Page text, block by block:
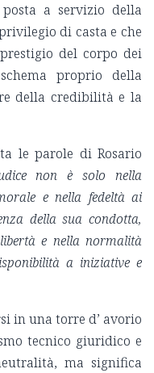
a servizio della
di casta e che
del corpo dei
proprio della
della credibilità e la
le parole di Rosario
non è solo nella
e nella fedeltà ai
della sua condotta,
e nella normalità
a iniziative e
in una torre d’ avorio
tecnico giuridico e
ma significa